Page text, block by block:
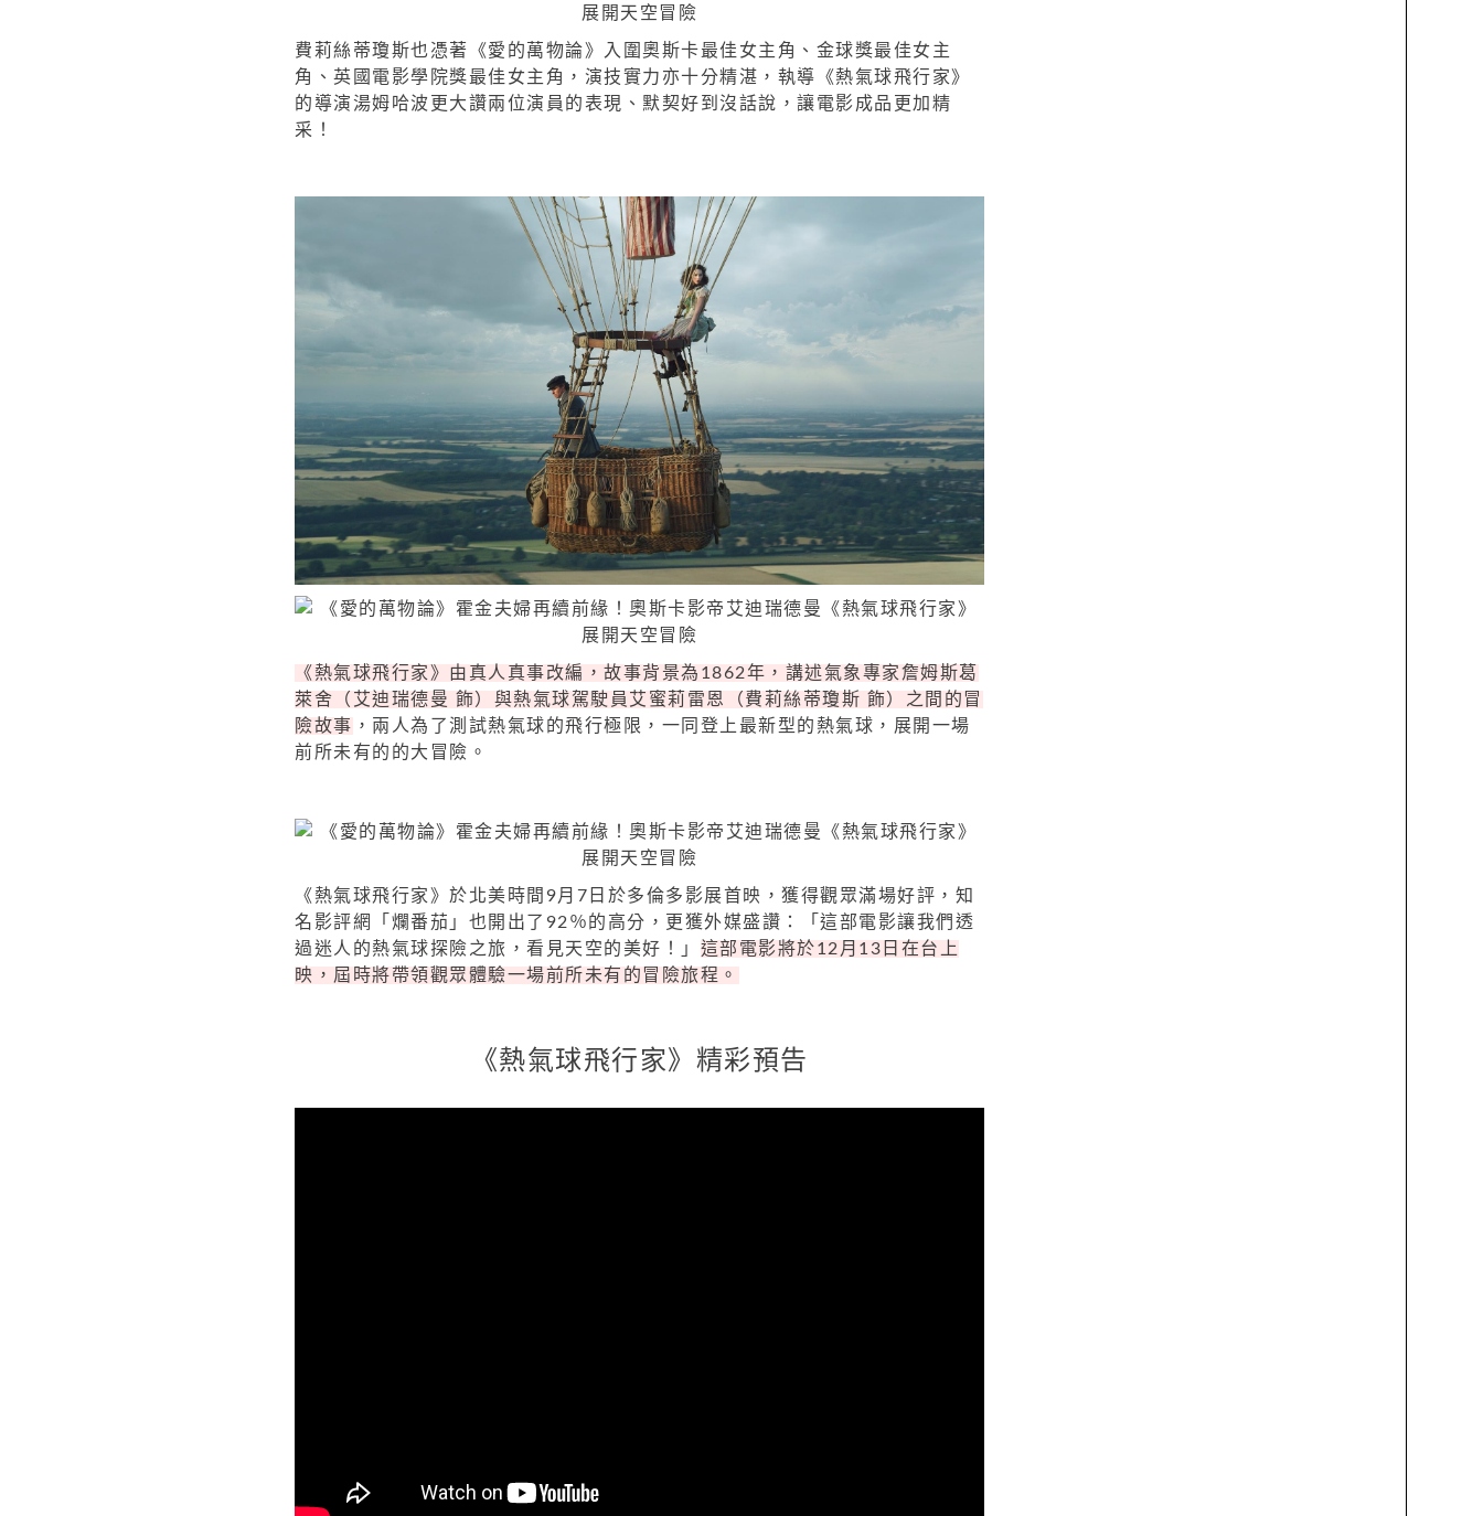
費莉絲蒂瓊斯也憑著《愛的萬物論》入圍奧斯卡最佳女主角、金球獎最佳女主
角、英國電影學院獎最佳女主角，演技實力亦十分精湛，執導《熱氣球飛行家》
的導演湯姆哈波更大讚兩位演員的表現、默契好到沒話說，讓電影成品更加精
采！
《熱氣球飛行家》由真人真事改編，故事背景為1862年，講述氣象專家詹姆斯葛
萊舍（艾迪瑞德曼 飾）與熱氣球駕駛員艾蜜莉雷恩（費莉絲蒂瓊斯 飾）之間的冒
險故事 ，兩人為了測試熱氣球的飛行極限，一同登上最新型的熱氣球，展開一場
前所未有的的大冒險。
《熱氣球飛行家》於北美時間9月7日於多倫多影展首映，獲得觀眾滿場好評，知
名影評網「爛番茄」也開出了92％的高分，更獲外媒盛讚：「這部電影讓我們透
過迷人的熱氣球探險之旅，看見天空的美好！」 這部電影將於12月13日在台上
映，屆時將帶領觀眾體驗一場前所未有的冒險旅程。
《熱氣球飛行家》精彩預告